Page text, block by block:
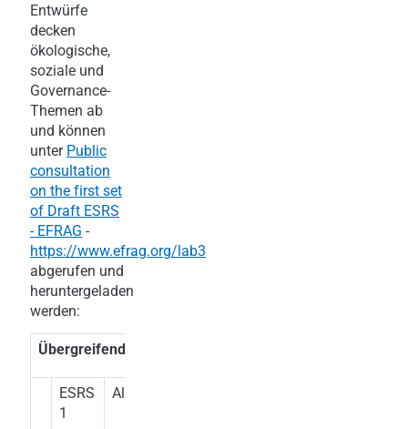
Entwürfe
decken
ökologische,
soziale und
Governance-
Themen ab
und können
unter Public
consultation
on the first set
of Draft ESRS
- EFRAG -
https://www.efrag.org/lab3
abgerufen und
heruntergeladen
werden:
Übergreifende Standards
ESRS
1
Allgemeine Grundsätze